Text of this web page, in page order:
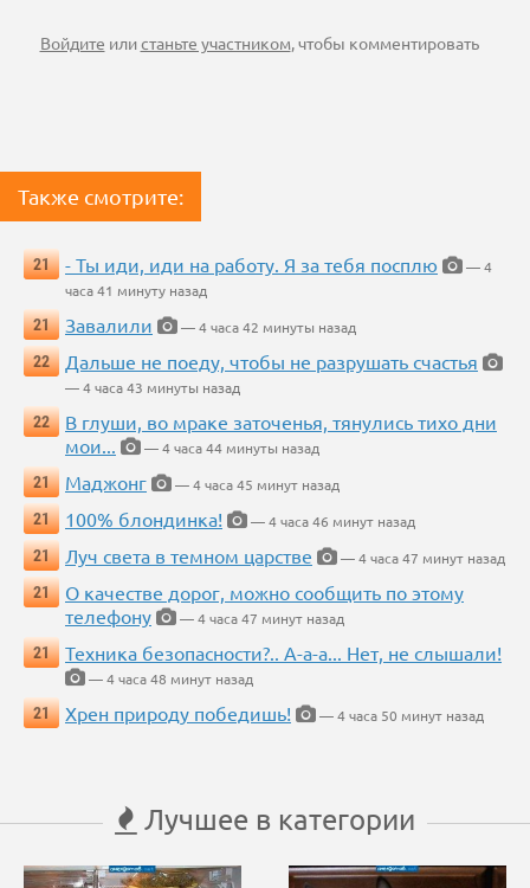
Войдите илистаньте участником, чтобы комментировать
Также смотрите:
21 - Ты иди, иди на работу. Я за тебя посплю
— 4
часа 41 минуту назад
21
Завалили
— 4 часа 42 минуты назад
22
Дальше не поеду, чтобы не разрушать счастья
— 4 часа 43 минуты назад
22
В глуши, во мраке заточенья, тянулись тихо дни
мои...
— 4 часа 44 минуты назад
21
Маджонг
— 4 часа 45 минут назад
21
100% блондинка!
— 4 часа 46 минут назад
21
Луч света в темном царстве
— 4 часа 47 минут назад
21
О качестве дорог, можно сообщить по этому
телефону
— 4 часа 47 минут назад
21
Техника безопасности?.. А-а-а... Нет, не слышали!
— 4 часа 48 минут назад
21
Хрен природу победишь! — 4 часа 50 минут назад
Лучшее в категории